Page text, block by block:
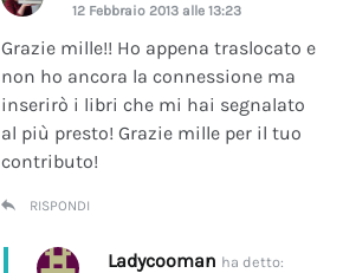
12 Febbraio 2013 alle 13:23
Grazie mille!! Ho appena traslocato e
non ho ancora la connessione ma
inserirò i libri che mi hai segnalato
al più presto! Grazie mille per il tuo
contributo!
RISPONDI
Ladycooman ha detto: